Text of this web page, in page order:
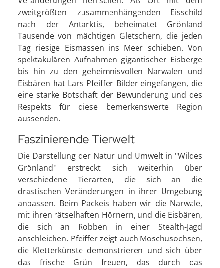
zweitgrößten zusammenhängenden Eisschild
nach der Antarktis, beheimatet Grönland
Tausende von mächtigen Gletschern, die jeden
Tag riesige Eismassen ins Meer schieben. Von
spektakulären Aufnahmen gigantischer Eisberge
bis hin zu den geheimnisvollen Narwalen und
Eisbären hat Lars Pfeiffer Bilder eingefangen, die
eine starke Botschaft der Bewunderung und des
Respekts für diese bemerkenswerte Region
aussenden.
Faszinierende Tierwelt
Die Darstellung der Natur und Umwelt in "Wildes
Grönland" erstreckt sich weiterhin über
verschiedene Tierarten, die sich an die
drastischen Veränderungen in ihrer Umgebung
anpassen. Beim Packeis haben wir die Narwale,
mit ihren rätselhaften Hörnern, und die Eisbären,
die sich an Robben in einer Stealth-Jagd
anschleichen. Pfeiffer zeigt auch Moschusochsen,
die Kletterkünste demonstrieren und sich über
das frische Grün freuen, das durch das